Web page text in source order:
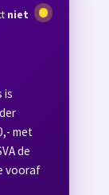
niet
is
met
de
vooraf